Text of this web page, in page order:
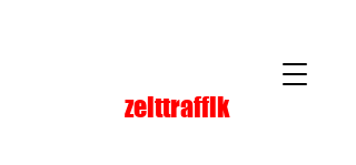
zeittraffik